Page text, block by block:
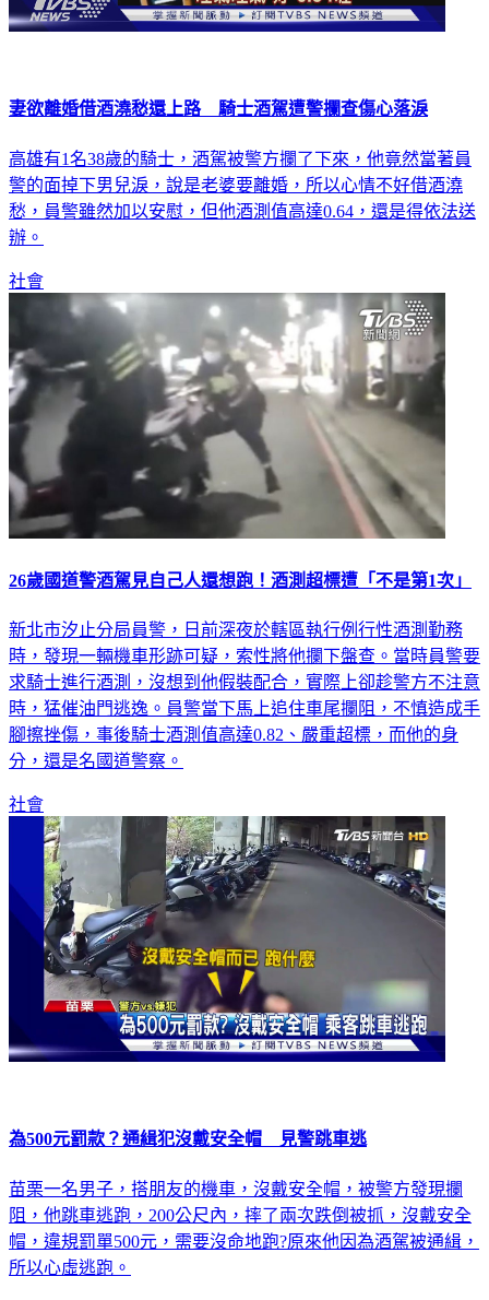
妻欲離婚借酒澆愁還上路 騎士酒駕遭警攔查傷心落淚
高雄有1名38歲的騎士，酒駕被警方攔了下來，他竟然當著員
警的面掉下男兒淚，說是老婆要離婚，所以心情不好借酒澆
愁，員警雖然加以安慰，但他酒測值高達0.64，還是得依法送
辦。
社會
26歲國道警酒駕見自己人還想跑！酒測超標遭「不是第1次」
新北市汐止分局員警，日前深夜於轄區執行例行性酒測勤務
時，發現一輛機車形跡可疑，索性將他攔下盤查。當時員警要
求騎士進行酒測，沒想到他假裝配合，實際上卻趁警方不注意
時，猛催油門逃逸。員警當下馬上追住車尾攔阻，不慎造成手
腳擦挫傷，事後騎士酒測值高達0.82、嚴重超標，而他的身
分，還是名國道警察。
社會
為500元罰款？通緝犯沒戴安全帽 見警跳車逃
苗栗一名男子，搭朋友的機車，沒戴安全帽，被警方發現攔
阻，他跳車逃跑，200公尺內，摔了兩次跌倒被抓，沒戴安全
帽，違規罰單500元，需要沒命地跑?原來他因為酒駕被通緝，
所以心虛逃跑。